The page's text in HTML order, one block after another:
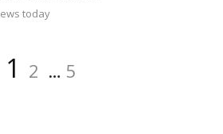
today
Sayfa
1 Sayfa
2 … Sayfa
5